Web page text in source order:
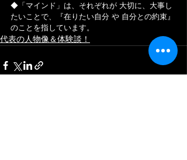
◆「マインド」は、それぞれが 大切に、大事し
たいことで、『在りたい自分 や 自分との約束』
のことを指しています。
代表の人物像＆体験談！